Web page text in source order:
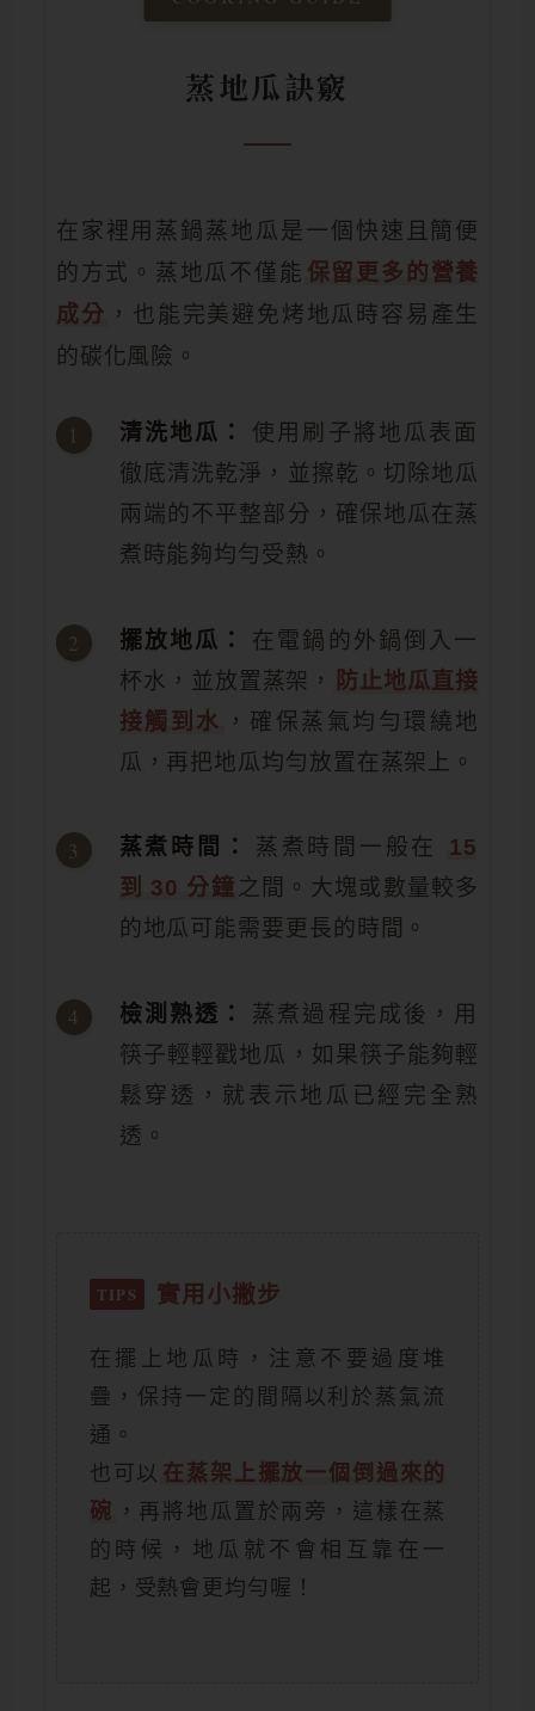
蒸地瓜訣竅
在家裡用蒸鍋蒸地瓜是一個快速且簡便
的方式。蒸地瓜不僅能 保留更多的營養
成分 ，也能完美避免烤地瓜時容易產生
的碳化風險。
清洗地瓜：
使用刷子將地瓜表面
徹底清洗乾淨，並擦乾。切除地瓜
兩端的不平整部分，確保地瓜在蒸
煮時能夠均勻受熱。
擺放地瓜：
在電鍋的外鍋倒入一
杯水，並放置蒸架，
防止地瓜直接
接觸到水
，確保蒸氣均勻環繞地
瓜，再把地瓜均勻放置在蒸架上。
蒸煮時間： 蒸煮時間一般在
15
到 30 分鐘 之間。大塊或數量較多
的地瓜可能需要更長的時間。
檢測熟透：
蒸煮過程完成後，用
筷子輕輕戳地瓜，如果筷子能夠輕
鬆穿透，就表示地瓜已經完全熟
透。
實用小撇步
在擺上地瓜時，注意不要過度堆
疊，保持一定的間隔以利於蒸氣流
通。
也可以 在蒸架上擺放一個倒過來的
碗 ，再將地瓜置於兩旁，這樣在蒸
的時候，地瓜就不會相互靠在一
起，受熱會更均勻喔！